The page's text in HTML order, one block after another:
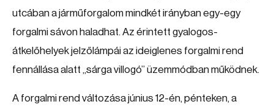
utcában a járműforgalom mindkét irányban egy-egy
forgalmi sávon haladhat. Az érintett gyalogos-
átkelőhelyek jelzőlámpái az ideiglenes forgalmi rend
fennállása alatt „sárga villogó” üzemmódban működnek.
A forgalmi rend változása június 12-én, pénteken, a